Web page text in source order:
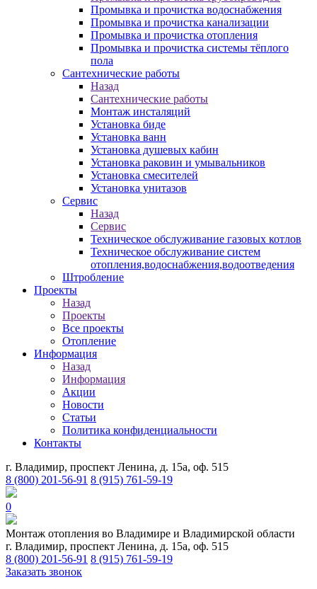
Промывка и прочистка водоснабжения
Промывка и прочистка канализации
Промывка и прочистка отопления
Промывка и прочистка системы тёплого
пола
Сантехнические работы
Назад
Сантехнические работы
Монтаж инсталяций
Установка биде
Установка ванн
Установка душевых кабин
Установка раковин и умывальников
Установка смесителей
Установка унитазов
Сервис
Назад
Сервис
Техническое обслуживание газовых котлов
Техническое обслуживание систем
отопления,водоснабжения,водоотведения
Штробление
Проекты
Назад
Проекты
Все проекты
Отопление
Информация
Назад
Информация
Акции
Новости
Статьи
Политика конфиденциальности
Контакты
г. Владимир, проспект Ленина, д. 15а, оф. 515
8 (800) 201-56-91 8 (915) 761-59-19
0
Монтаж отопления во Владимире и Владимирской области
г. Владимир, проспект Ленина, д. 15а, оф. 515
8 (800) 201-56-91 8 (915) 761-59-19
Заказать звонок